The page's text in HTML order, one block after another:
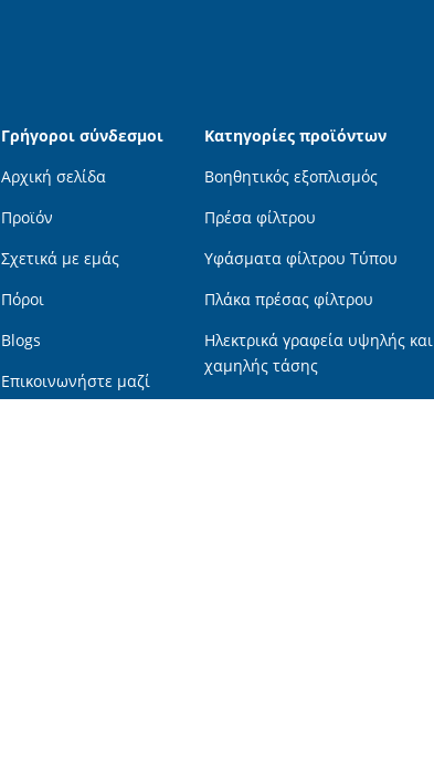
Γρήγοροι σύνδεσμοι
Αρχική σελίδα
Προϊόν
Σχετικά με εμάς
Πόροι
Blogs
Επικοινωνήστε μαζί
Κατηγορίες προϊόντων
Βοηθητικός εξοπλισμός
Πρέσα φίλτρου
Υφάσματα φίλτρου Τύπου
Πλάκα πρέσας φίλτρου
Ηλεκτρικά γραφεία υψηλής και
χαμηλής τάσης